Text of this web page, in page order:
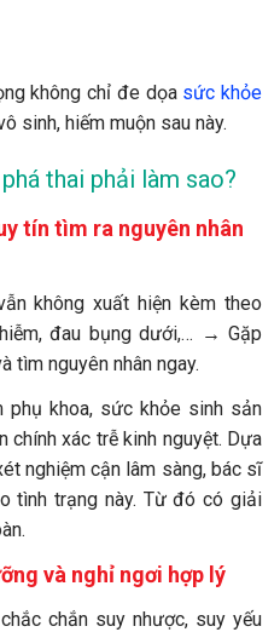
không chỉ đe dọa sức khỏe
sinh, hiếm muộn sau này.
thai phải làm sao?
tín tìm ra nguyên nhân
không xuất hiện kèm theo
đau bụng dưới,… → Gặp
tìm nguyên nhân ngay.
khoa, sức khỏe sinh sản
chính xác trễ kinh nguyệt. Dựa
nghiệm cận lâm sàng, bác sĩ
tình trạng này. Từ đó có giải
và nghỉ ngơi hợp lý
chắn suy nhược, suy yếu